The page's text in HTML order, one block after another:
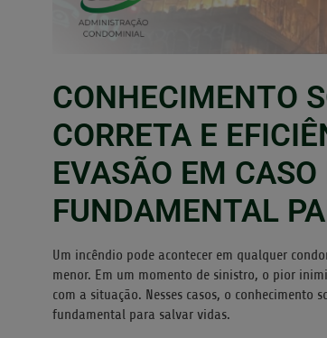
CONHECIMENTO
CORRETA E
EVASÃO EM
FUNDAMENTAL
Um incêndio pode acontecer em qualquer
menor. Em um momento de sinistro, o pior
com a situação. Nesses casos, o conhecimento
fundamental para salvar vidas.